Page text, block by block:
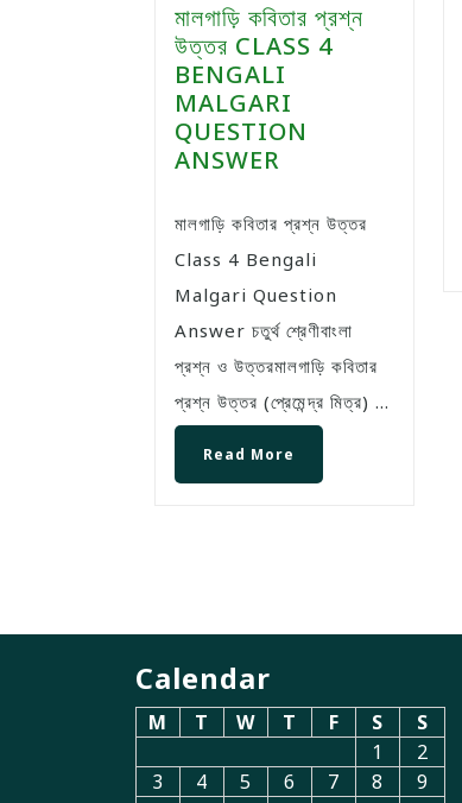
মালগাড়ি কবিতার প্রশ্ন
উত্তর CLASS 4
BENGALI
MALGARI
QUESTION
ANSWER
মালগাড়ি কবিতার প্রশ্ন উত্তর
Class 4 Bengali
Malgari Question
Answer চতুর্থ শ্রেণীবাংলা
প্রশ্ন ও উত্তরমালগাড়ি কবিতার
প্রশ্ন উত্তর (প্রেমেন্দ্র মিত্র) ...
Read More
Calendar
M T W T F S
S
1
2
3
4 5 6 7 8
9